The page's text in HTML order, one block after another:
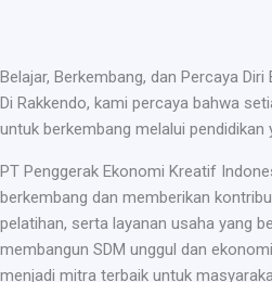
Belajar, Berkembang, dan Percaya Diri
Di Rakkendo, kami percaya bahwa
untuk berkembang melalui pendidikan
PT Penggerak Ekonomi Kreatif
berkembang dan memberikan
pelatihan, serta layanan usaha yang
membangun SDM unggul dan
menjadi mitra terbaik untuk